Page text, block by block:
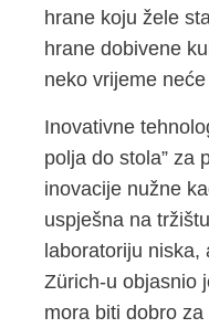
hrane koju žele
hrane dobivene
neko vrijeme
Inovativne
polja do stola” za
inovacije nužne
uspješna na
laboratoriju niska,
Zürich-u objasnio
mora biti dobro